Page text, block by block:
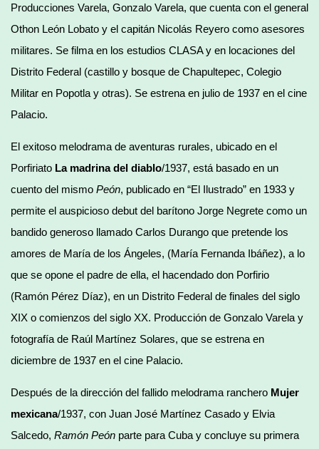
Producciones Varela, Gonzalo Varela, que cuenta con el general
Othon León Lobato y el capitán Nicolás Reyero como asesores
militares. Se filma en los estudios CLASA y en locaciones del
Distrito Federal (castillo y bosque de Chapultepec, Colegio
Militar en Popotla y otras). Se estrena en julio de 1937 en el cine
Palacio.
El exitoso melodrama de aventuras rurales, ubicado en el
Porfiriato La madrina del diablo/1937, está basado en un
cuento del mismo Peón, publicado en “El Ilustrado” en 1933 y
permite el auspicioso debut del barítono Jorge Negrete como un
bandido generoso llamado Carlos Durango que pretende los
amores de María de los Ángeles, (María Fernanda Ibáñez), a lo
que se opone el padre de ella, el hacendado don Porfirio
(Ramón Pérez Díaz), en un Distrito Federal de finales del siglo
XIX o comienzos del siglo XX. Producción de Gonzalo Varela y
fotografía de Raúl Martínez Solares, que se estrena en
diciembre de 1937 en el cine Palacio.
Después de la dirección del fallido melodrama ranchero Mujer
mexicana/1937, con Juan José Martínez Casado y Elvia
Salcedo, Ramón Peón parte para Cuba y concluye su primera